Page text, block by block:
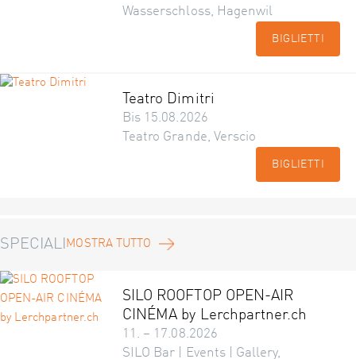
Wasserschloss, Hagenwil
BIGLIETTI
Teatro Dimitri
Bis 15.08.2026
Teatro Grande, Verscio
BIGLIETTI
SPECIALIMOSTRA TUTTO
SILO ROOFTOP OPEN-AIR
CINÉMA by Lerchpartner.ch
11. – 17.08.2026
SILO Bar | Events | Gallery,